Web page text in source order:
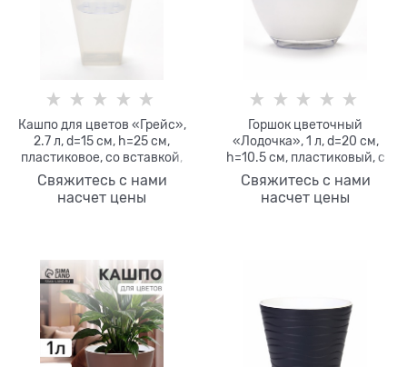
Кашпо для цветов «Грейс»,
2.7 л, d=15 см, h=25 см,
пластиковое, со вставкой,
Свяжитесь с нами
насчет цены
Горшок цветочный
«Лодочка», 1 л, d=20 см,
h=10.5 см, пластиковый, с
Свяжитесь с нами
насчет цены